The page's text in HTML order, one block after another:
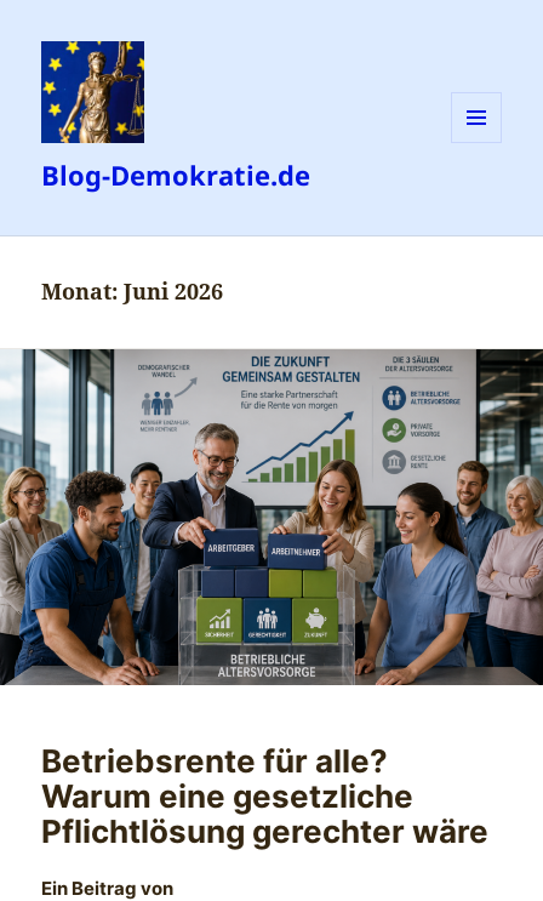
Blog-Demokratie.de
Monat:Juni 2026
Betriebsrente für alle?
Warum eine gesetzliche
Pflichtlösung gerechter wäre
Ein Beitrag von